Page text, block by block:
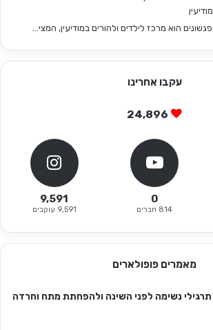
הוא מרכז לילדים ולהורים במודיעין, המצי...
עקבו אחרינו
24,896
0
814 חברים
9,591
9,591 עוקבים
מאמרים פופולארים
תרגילי נשימה לפני השינה ולהפחתת מתח וחרדה